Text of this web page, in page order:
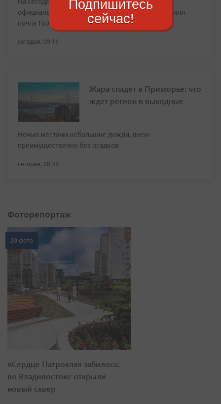
официальных домовых чатов, которые объединили
почти 160 тысяч жильцов
сегодня, 09:16
Жара спадет в Приморье: что
ждет регион в выходные
Ночью местами небольшие дожди, днем -
преимущественно без осадков
сегодня, 08:33
Фоторепортаж
20 фото
«Сердце Патрокла» забилось:
во Владивостоке открыли
новый сквер
Подпишитесь
сейчас!